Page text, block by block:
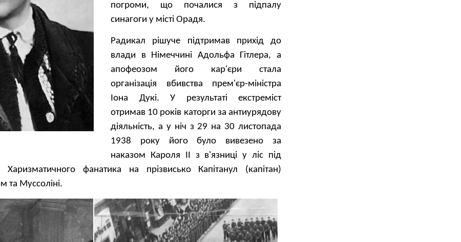
погроми, що почалися з підпалу
синагоги у місті Орадя.
Радикал рішуче підтримав прихід до
влади в Німеччині Адольфа Гітлера, а
апофеозом його кар'єри стала
організація вбивства прем'єр-міністра
Іона Дукі. У результаті екстреміст
отримав 10 років каторги за антиурядову
діяльність, а у ніч з 29 на 30 листопада
1938 року його було вивезено за
наказом Кароля II з в'язниці у ліс під
фанатика на прізвисько Капітанул (капітан)
та Муссоліні.